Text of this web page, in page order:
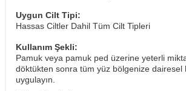
Uygun Cilt Tipi:
Hassas Ciltler Dahil Tüm Cilt Tipleri
Kullanım Şekli:
Pamuk veya pamuk ped üzerine yeterli
döktükten sonra tüm yüz bölgenize dairesel
uygulayın.